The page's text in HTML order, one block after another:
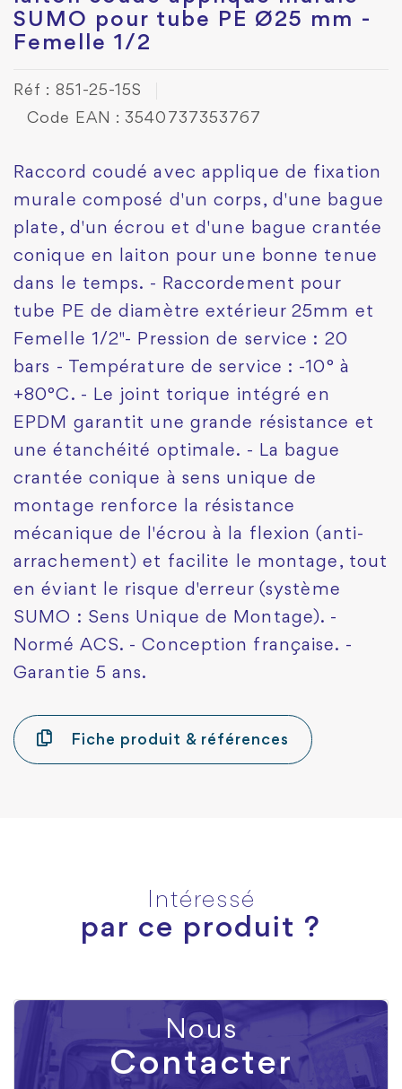
SUMO pour tube PE Ø25 mm -
Femelle 1/2
Réf : 851-25-15S
Code EAN : 3540737353767
Raccord coudé avec applique de fixation
murale composé d'un corps, d'une bague
plate, d'un écrou et d'une bague crantée
conique en laiton pour une bonne tenue
dans le temps. - Raccordement pour
tube PE de diamètre extérieur 25mm et
Femelle 1/2"- Pression de service : 20
bars - Température de service : -10° à
+80°C. - Le joint torique intégré en
EPDM garantit une grande résistance et
une étanchéité optimale. - La bague
crantée conique à sens unique de
montage renforce la résistance
mécanique de l'écrou à la flexion (anti-
arrachement) et facilite le montage, tout
en éviant le risque d'erreur (système
SUMO : Sens Unique de Montage). -
Normé ACS. - Conception française. -
Garantie 5 ans.
Fiche produit & références
Intéressé
par ce produit ?
Nous
Contacter